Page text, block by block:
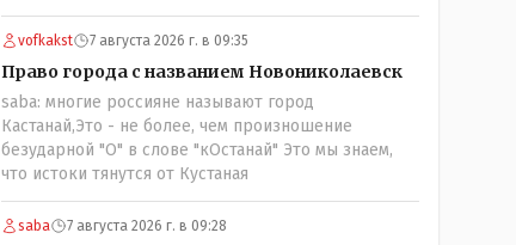
vofkakst 7 августа 2026 г. в 09:35
Право города с названием Новониколаевск
saba: многие россияне называют город
Кастанай,Это - не более, чем произношение
безударной "О" в слове "кОстанай" Это мы знаем,
что истоки тянутся от Кустаная
saba 7 августа 2026 г. в 09:28